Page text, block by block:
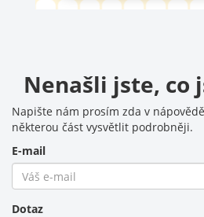
Nenašli jste, co
Napište nám prosím zda v
některou část vysvětlit podrobněji.
E-mail
Dotaz